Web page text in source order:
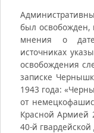
был освобожден,
мнения о
источниках
освобождения
записке
1943 года:
от
Красной Армией
40-й